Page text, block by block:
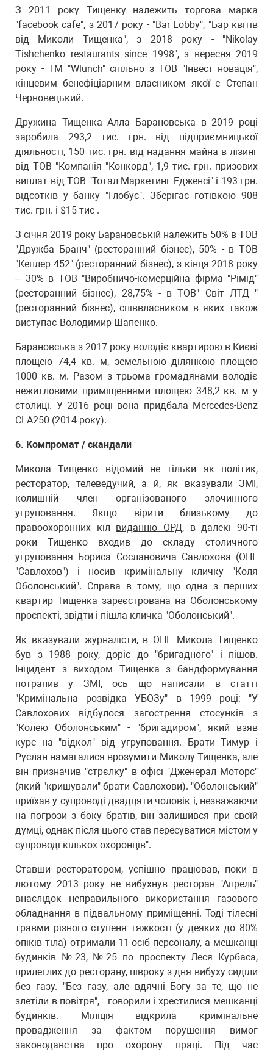
З 2011 року Тищенку належить торгова марка
"facebook cafe", з 2017 року - "Bar Lobby", "Бар квітів
від Миколи Тищенка", з 2018 року - "Nikolay
Tishchenko restaurants since 1998", з вересня 2019
року - ТМ "Wlunch" спільно з ТОВ "Інвест новація",
кінцевим бенефіціарним власником якої є Степан
Черновецький.
Дружина Тищенка Алла Барановська в 2019 році
заробила 293,2 тис. грн. від підприємницької
діяльності, 150 тис. грн. від надання майна в лізинг
від ТОВ "Компанія "Конкорд", 1,9 тис. грн. призових
виплат від ТОВ "Тотал Маркетинг Едженсі" і 193 грн.
відсотків у банку "Глобус". Зберігає готівкою 908
тис. грн. і $15 тис .
З січня 2019 року Барановській належить 50% в ТОВ
"Дружба Бранч" (ресторанний бізнес), 50% - в ТОВ
"Кеплер 452" (ресторанний бізнес), з кінця 2018 року
– 30% в ТОВ "Виробничо-комерційна фірма "Рімід"
(ресторанний бізнес), 28,75% - в ТОВ" Світ ЛТД "
(ресторанний бізнес), співвласником в яких також
виступає Володимир Шапенко.
Барановська з 2017 року володіє квартирою в Києві
площею 74,4 кв. м, земельною ділянкою площею
1000 кв. м. Разом з трьома громадянами володіє
нежитловими приміщеннями площею 348,2 кв. м у
столиці. У 2016 році вона придбала Mercedes-Benz
CLA250 (2014 року).
6. Компромат / скандали
Микола Тищенко відомий не тільки як політик,
ресторатор, телеведучий, а й, як вказували ЗМІ,
колишній член організованого злочинного
угруповання. Якщо вірити близькому до
правоохоронних кіл виданню ОРД, в далекі 90-ті
роки Тищенко входив до складу столичного
угруповання Бориса Сослановича Савлохова (ОПГ
"Савлохов") і носив кримінальну кличку "Коля
Оболонський". Справа в тому, що одна з перших
квартир Тищенка зареєстрована на Оболонському
проспекті, звідти і пішла кличка "Оболонський".
Як вказували журналісти, в ОПГ Микола Тищенко
був з 1988 року, доріс до "бригадного" і пішов.
Інцидент з виходом Тищенка з бандформування
потрапив у ЗМІ, ось що написали в статті
"Кримінальна розвідка УБОЗу" в 1999 році: "У
Савлохових відбулося загострення стосунків з
"Колею Оболонським" - "бригадиром", який взяв
курс на "відкол" від угруповання. Брати Тимур і
Руслан намагалися врозумити Миколу Тищенка, але
він призначив "стрєлку" в офісі "Дженерал Моторс"
(який "кришували" брати Савлохови). "Оболонський"
приїхав у супроводі двадцяти чоловік і, незважаючи
на погрози з боку братів, він залишився при своїй
думці, однак після цього став пересуватися містом у
супроводі кількох охоронців".
Ставши ресторатором, успішно працював, поки в
лютому 2013 року не вибухнув ресторан "Апрель"
внаслідок неправильного використання газового
обладнання в підвальному приміщенні. Тоді тілесні
травми різного ступеня тяжкості (у деяких до 80%
опіків тіла) отримали 11 осіб персоналу, а мешканці
будинків №23, №25 по проспекту Леся Курбаса,
прилеглих до ресторану, півроку з дня вибуху сиділи
без газу. "Без газу, але вдячні Богу за те, що не
злетіли в повітря", - говорили і хрестилися мешканці
будинків. Міліція відкрила кримінальне
провадження за фактом порушення вимог
законодавства про охорону праці. Під час